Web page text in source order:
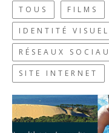
TOUS FILMS
IDENTITÉ
RÉSEAUX
SITE INTERNET